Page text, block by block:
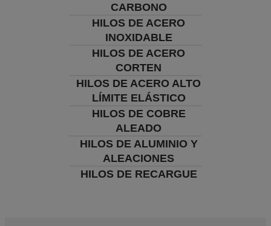
CARBONO
HILOS DE ACERO
INOXIDABLE
HILOS DE ACERO
CORTEN
HILOS DE ACERO ALTO
LÍMITE ELÁSTICO
HILOS DE COBRE
ALEADO
HILOS DE ALUMINIO Y
ALEACIONES
HILOS DE RECARGUE